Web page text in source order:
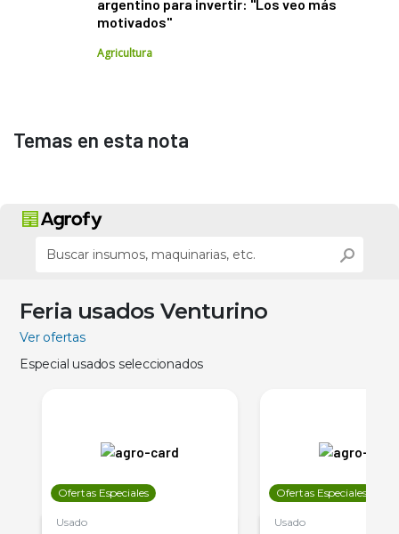
argentino para invertir: "Los veo más
motivados"
Agricultura
Temas en esta nota
Feria usados Venturino
Ver ofertas
Especial usados seleccionados
Ofertas Especiales
Usado
Ofertas Especiales
Usado